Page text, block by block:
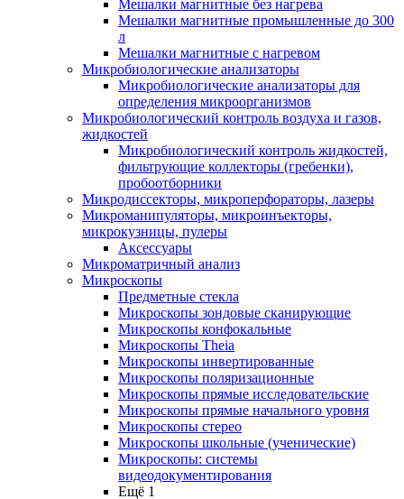
Мешалки магнитные без нагрева
Мешалки магнитные промышленные до 300
л
Мешалки магнитные с нагревом
Микробиологические анализаторы
Микробиологические анализаторы для
определения микроорганизмов
Микробиологический контроль воздуха и газов,
жидкостей
Микробиологический контроль жидкостей,
фильтрующие коллекторы (гребенки),
пробоотборники
Микродиссекторы, микроперфораторы, лазеры
Микроманипуляторы, микроинъекторы,
микрокузницы, пулеры
Аксессуары
Микроматричный анализ
Микроскопы
Предметные стекла
Микроскопы зондовые сканирующие
Микроскопы конфокальные
Микроскопы Theia
Микроскопы инвертированные
Микроскопы поляризационные
Микроскопы прямые исследовательские
Микроскопы прямые начального уровня
Микроскопы стерео
Микроскопы школьные (ученические)
Микроскопы: системы
видеодокументирования
Ещё 1